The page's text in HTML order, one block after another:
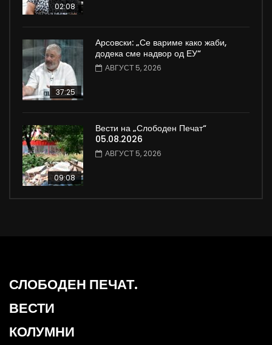
02:08
37:25
Арсовски: „Се вариме како жаби,
додека сме надвор од ЕУ“
АВГУСТ 5, 2026
09:08
Вести на „Слободен Печат“
05.08.2026
АВГУСТ 5, 2026
СЛОБОДЕН ПЕЧАТ.
ВЕСТИ
КОЛУМНИ